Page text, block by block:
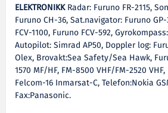
ELEKTRONIKKRadar: Furuno FR-2115,
Furuno CH-36, Sat.navigator: Furuno
FCV-1100, Furuno FCV-592,
Autopilot: Simrad AP50, Doppler log:
Olex, Brovakt:Sea Safety/Sea Hawk,
1570 MF/HF, FM-8500 VHF/FM-2520
Felcom-16 Inmarsat-C, Telefon:Nokia
Fax:Panasonic.